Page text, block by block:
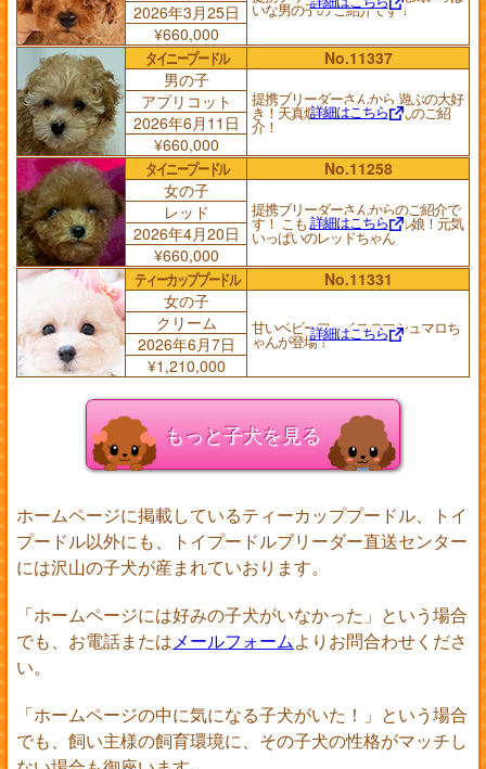
いな男の子の ご紹介です！
2026年3月25日
¥660,000
タイニープードル
No.11337
男の子
提携ブリーダーさんから 遊ぶの大好
き！天真爛漫な アプリくんのご紹
介！
詳細はこちら
アプリコット
2026年6月11日
¥660,000
タイニープードル
No.11258
女の子
提携ブリーダーさんからのご紹介で
す！ こもこ爆毛のパワフル娘！元気
いっぱいのレッドちゃん
詳細はこちら
レッド
2026年4月20日
¥660,000
ティーカッププードル
No.11331
女の子
甘いベビーフェイスのマシュマロち
ゃんが登場！詳細はこちら
クリーム
2026年6月7日
¥1,210,000
もっと子犬を見る
ホームページに掲載しているティーカッププードル、トイ
プードル以外にも、トイプードルブリーダー直送センター
には沢山の子犬が産まれていおります。
「ホームページには好みの子犬がいなかった」という場合
でも、お電話またはメールフォームよりお問合わせくださ
い。
「ホームページの中に気になる子犬がいた！」という場合
でも、飼い主様の飼育環境に、その子犬の性格がマッチし